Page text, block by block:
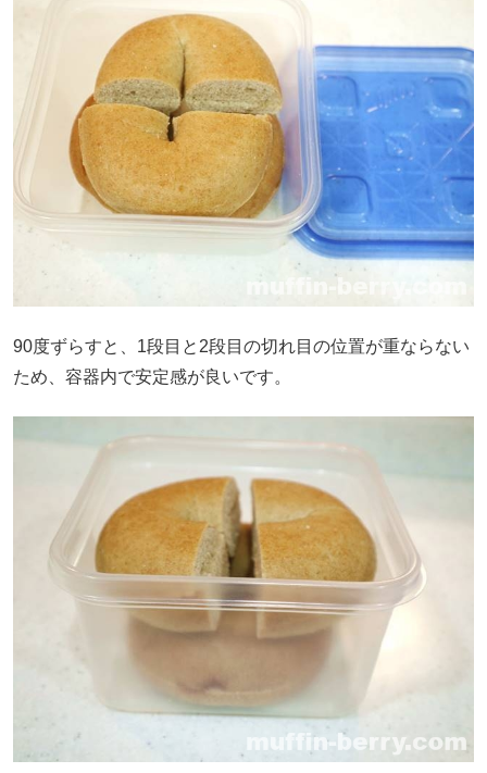
90度ずらすと、1段目と2段目の切れ目の位置が重ならない
ため、容器内で安定感が良いです。